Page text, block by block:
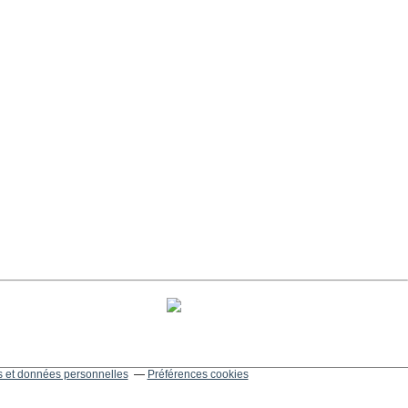
et données personnelles Préférences cookies